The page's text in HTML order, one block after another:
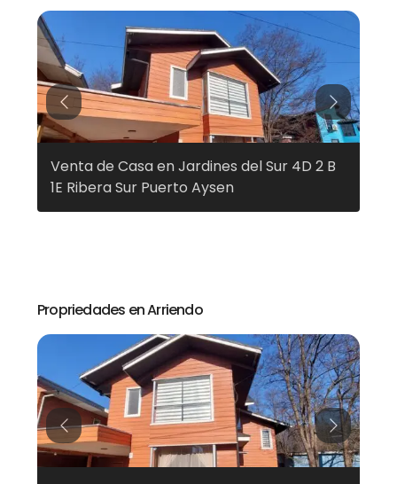
Venta de Casa en Jardines del Sur 4D 2 B
1E Ribera Sur Puerto Aysen
Previous Next
Propriedades en Arriendo
Previous Next